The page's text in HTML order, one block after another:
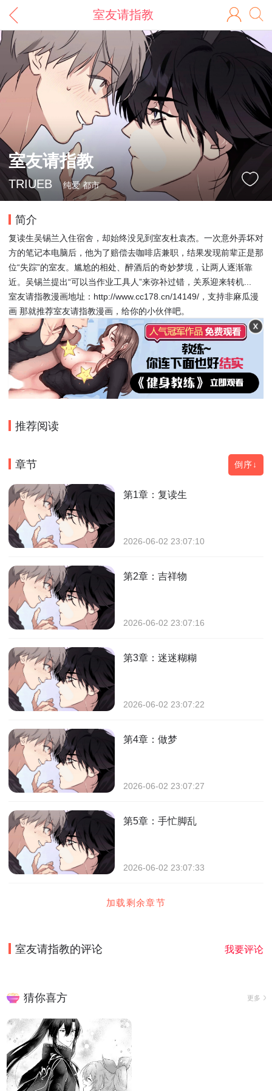
室友请指教
室友请指教
TRIUEB 纯爱 都市
简介
复读生吴锡兰入住宿舍，却始终没见到室友杜袁杰。一次意外弄坏对
方的笔记本电脑后，他为了赔偿去咖啡店兼职，结果发现前辈正是那
位“失踪”的室友。尴尬的相处、醉酒后的奇妙梦境，让两人逐渐靠
近。吴锡兰提出“可以当作业工具人”来弥补过错，关系迎来转机...
室友请指教漫画地址：http://www.cc178.cn/14149/，支持非麻瓜漫
画 那就推荐室友请指教漫画，给你的小伙伴吧。
推荐阅读
章节 倒序↓
第1章：复读生
2026-06-02 23:07:10
第2章：吉祥物
2026-06-02 23:07:16
第3章：迷迷糊糊
2026-06-02 23:07:22
第4章：做梦
2026-06-02 23:07:27
第5章：手忙脚乱
2026-06-02 23:07:33
加载剩余章节
室友请指教的评论 我要评论
猜你喜方 更多